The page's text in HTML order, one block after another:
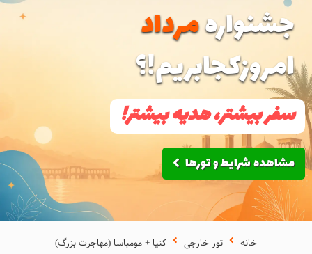
جشنوارهمرداد
امروزکجابریم!؟
سفر بیشتر، هدیه بیشتر!
مشاهده شرایط و تورها
خانه تور خارجی کنیا + مومباسا (مهاجرت بزرگ)